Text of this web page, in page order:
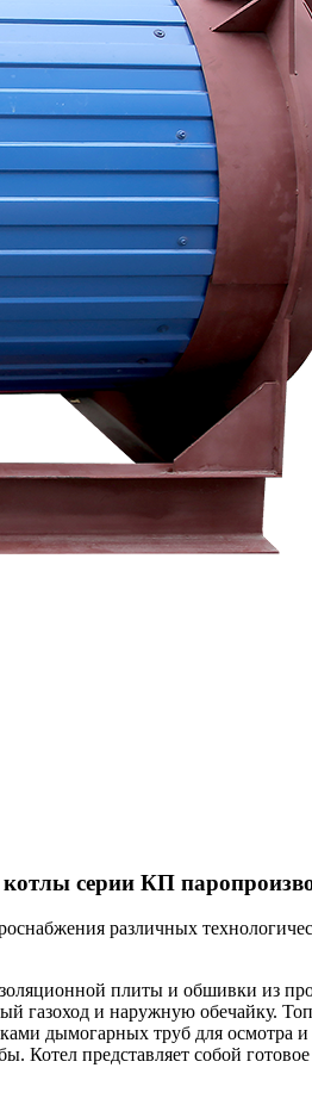
серии КП
различных
плиты и обшивки из
и наружную обечайку.
дымогарных труб для осмотра
Котел представляет собой